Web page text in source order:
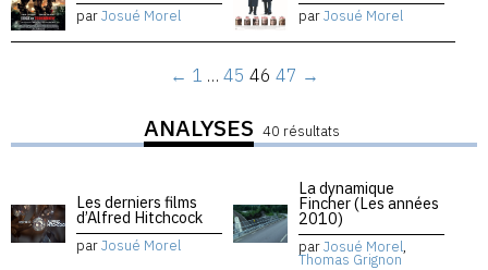
parJosué Morel parJosué Morel
← 1 … 45 46 47 →
ANALYSES 40 résultats
Les derniers films
d’Alfred Hitchcock
parJosué Morel
La dynamique
Fincher (Les années
2010)
parJosué Morel,
Thomas Grignon